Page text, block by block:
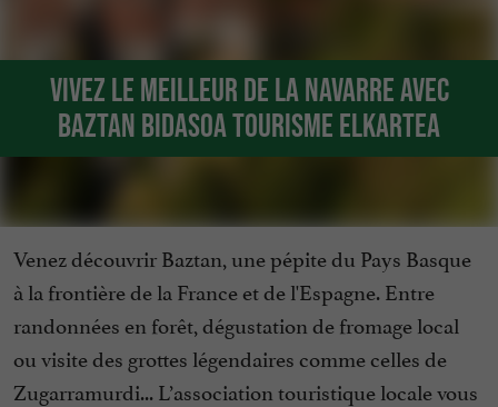
Vivez le meilleur de la Navarre avec
Baztan Bidasoa Tourisme Elkartea
Venez découvrir Baztan, une pépite du Pays Basque
à la frontière de la France et de l'Espagne. Entre
randonnées en forêt, dégustation de fromage local
ou visite des grottes légendaires comme celles de
Zugarramurdi... L’association touristique locale vous